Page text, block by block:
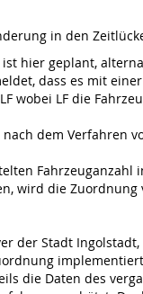
in den
hier geplant,
dass es mit
wobei LF die
dem Verfahren
wird die
der Stadt
die Daten des